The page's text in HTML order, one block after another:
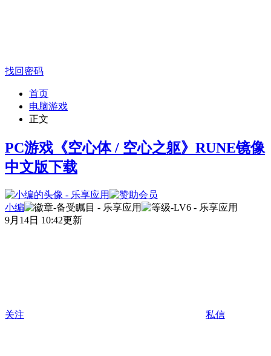
找回密码
首页
电脑游戏
正文
PC游戏《空心体 / 空心之躯》RUNE镜像
中文版下载
小编
9月14日 10:42更新
关注 私信